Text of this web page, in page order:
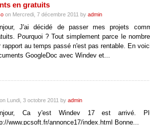
en gratuits
on Mercredi, 7 décembre 2011 by admin
J'ai décidé de passer mes projets
Pourquoi ? Tout simplement parce le
rapport au temps passé n'est pas rentable. En
GoogleDoc avec Windev et...
on Lundi, 3 octobre 2011 by admin
Ca y'est Windev 17 est arrivé.
www.pcsoft.fr/annonce17/index.html Bonne...